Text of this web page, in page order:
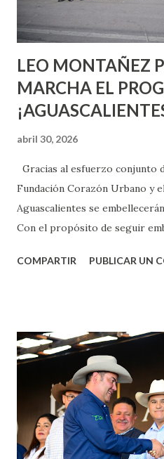
experiencia te dirá, siempre
son suficientemen...
LEO MONTAÑEZ
MARCHA EL
abril 30, 2026
Gracias al esfuerzo conjunto
Fundación Corazón Urbano y
Aguascalientes se
Con el propósito de seguir
municipal, Leo Montañez dio
Corazón Urbano y el
informó que en este
metros cuadrados de pintura,
Nieto, entre Jesús F. Elizondo
lo que se aplicará pintura en
llevará este programa a Villas
COMPARTIR PUBLICAR UN